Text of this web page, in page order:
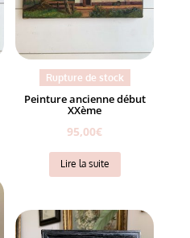
Rupture de stock
Peinture ancienne début
XXème
95,00€
Lire la suite